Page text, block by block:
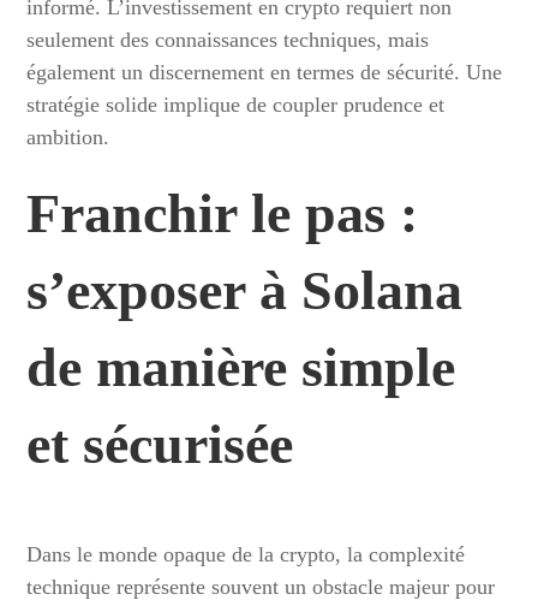
informé. L’investissement en crypto requiert non
seulement des connaissances techniques, mais
également un discernement en termes de sécurité. Une
stratégie solide implique de coupler prudence et
ambition.
Franchir le pas :
s’exposer à Solana
de manière simple
et sécurisée
Dans le monde opaque de la crypto, la complexité
technique représente souvent un obstacle majeur pour